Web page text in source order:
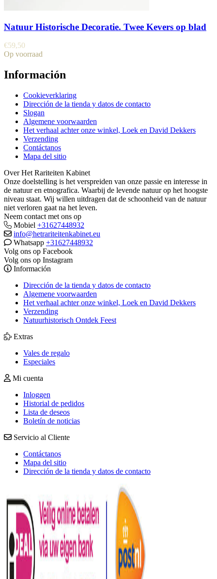
Natuur Historische Decoratie. Twee Kevers op blad
€59,50
Op voorraad
Información
Cookieverklaring
Dirección de la tienda y datos de contacto
Slogan
Algemene voorwaarden
Het verhaal achter onze winkel, Loek en David Dekkers
Verzending
Contáctanos
Mapa del sitio
Over Het Rariteiten Kabinet
Onze doelstelling is het verspreiden van onze passie en interesse in
de natuur en etnografica. Waarbij de levende natuur op het hoogste
niveau staat. Wij willen uitdragen dat de schoonheid van de natuur
niet verloren gaat na het leven.
Neem contact met ons op
Mobiel +31627448932
info@hetrariteitenkabinet.eu
Whatsapp +31627448932
Volg ons op Facebook
Volg ons op Instagram
Información
Dirección de la tienda y datos de contacto
Algemene voorwaarden
Het verhaal achter onze winkel, Loek en David Dekkers
Verzending
Natuurhistorisch Ontdek Feest
Extras
Vales de regalo
Especiales
Mi cuenta
Inloggen
Historial de pedidos
Lista de deseos
Boletín de noticias
Servicio al Cliente
Contáctanos
Mapa del sitio
Dirección de la tienda y datos de contacto